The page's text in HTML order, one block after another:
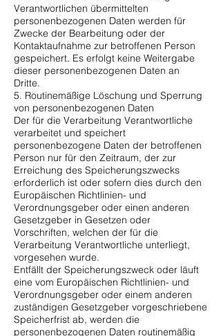
Verantwortlichen übermittelten
personenbezogenen Daten werden für
Zwecke der Bearbeitung oder der
Kontaktaufnahme zur betroffenen Person
gespeichert. Es erfolgt keine Weitergabe
dieser personenbezogenen Daten an
Dritte.
5. Routinemäßige Löschung und Sperrung
von personenbezogenen Daten
Der für die Verarbeitung Verantwortliche
verarbeitet und speichert
personenbezogene Daten der betroffenen
Person nur für den Zeitraum, der zur
Erreichung des Speicherungszwecks
erforderlich ist oder sofern dies durch den
Europäischen Richtlinien- und
Verordnungsgeber oder einen anderen
Gesetzgeber in Gesetzen oder
Vorschriften, welchen der für die
Verarbeitung Verantwortliche unterliegt,
vorgesehen wurde.
Entfällt der Speicherungszweck oder läuft
eine vom Europäischen Richtlinien- und
Verordnungsgeber oder einem anderen
zuständigen Gesetzgeber vorgeschriebene
Speicherfrist ab, werden die
personenbezogenen Daten routinemäßig